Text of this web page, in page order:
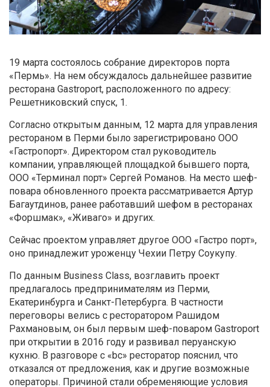
19 марта состоялось собрание директоров порта
«Пермь». На нем обсуждалось дальнейшее развитие
ресторана Gastroport, расположенного по адресу:
Решетниковский спуск, 1.
Согласно открытым данным, 12 марта для управления
рестораном в Перми было зарегистрировано ООО
«Гастропорт». Директором стал руководитель
компании, управляющей площадкой бывшего порта,
ООО «Терминал порт» Сергей Романов. На место шеф-
повара обновленного проекта рассматривается Артур
Багаутдинов, ранее работавший шефом в ресторанах
«Форшмак», «Живаго» и других.
Сейчас проектом управляет другое ООО «Гастро порт»,
оно принадлежит уроженцу Чехии Петру Соукупу.
По данным Business Class, возглавить проект
предлагалось предпринимателям из Перми,
Екатеринбурга и Санкт-Петербурга. В частности
переговоры велись с ресторатором Рашидом
Рахмановым, он был первым шеф-поваром Gastroport
при открытии в 2016 году и развивал перуанскую
кухню. В разговоре с «bc» ресторатор пояснил, что
отказался от предложения, как и другие возможные
операторы. Причиной стали обременяющие условия